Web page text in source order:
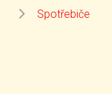
Spotřebiče